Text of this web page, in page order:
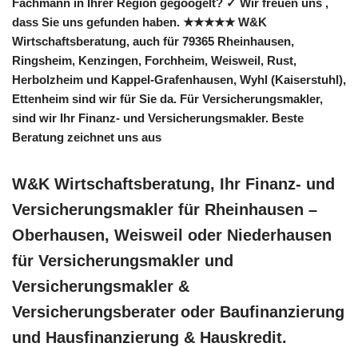
dass Sie uns gefunden haben. ★★★★★ W&K
Wirtschaftsberatung, auch für 79365 Rheinhausen,
Ringsheim, Kenzingen, Forchheim, Weisweil, Rust,
Herbolzheim und Kappel-Grafenhausen, Wyhl (Kaiserstuhl),
Ettenheim sind wir für Sie da. Für Versicherungsmakler,
sind wir Ihr Finanz- und Versicherungsmakler. Beste
Beratung zeichnet uns aus
W&K Wirtschaftsberatung, Ihr Finanz- und
Versicherungsmakler für Rheinhausen –
Oberhausen, Weisweil oder Niederhausen
für Versicherungsmakler und
Versicherungsmakler &
Versicherungsberater oder Baufinanzierung
und Hausfinanzierung & Hauskredit.